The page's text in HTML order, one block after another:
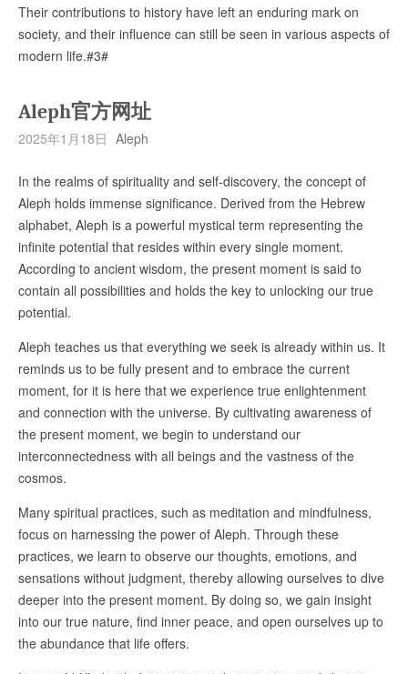
Their contributions to history have left an enduring mark on
society, and their influence can still be seen in various aspects of
modern life.#3#
Aleph官方网址
2025年1月18日 Aleph
In the realms of spirituality and self-discovery, the concept of
Aleph holds immense significance. Derived from the Hebrew
alphabet, Aleph is a powerful mystical term representing the
infinite potential that resides within every single moment.
According to ancient wisdom, the present moment is said to
contain all possibilities and holds the key to unlocking our true
potential.
Aleph teaches us that everything we seek is already within us. It
reminds us to be fully present and to embrace the current
moment, for it is here that we experience true enlightenment
and connection with the universe. By cultivating awareness of
the present moment, we begin to understand our
interconnectedness with all beings and the vastness of the
cosmos.
Many spiritual practices, such as meditation and mindfulness,
focus on harnessing the power of Aleph. Through these
practices, we learn to observe our thoughts, emotions, and
sensations without judgment, thereby allowing ourselves to dive
deeper into the present moment. By doing so, we gain insight
into our true nature, find inner peace, and open ourselves up to
the abundance that life offers.